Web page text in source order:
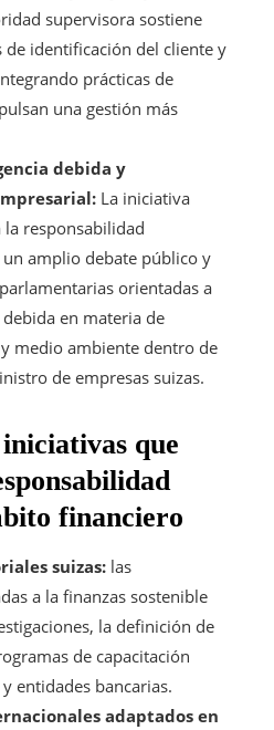
supervisora sostiene
identificación del cliente y
prácticas de
una gestión más
debida y
La iniciativa
responsabilidad
amplio debate público y
orientadas a
en materia de
medio ambiente dentro de
de empresas suizas.
que
financiero
suizas: las
a la finanzas sostenible
la definición de
de capacitación
entidades bancarias.
adaptados en